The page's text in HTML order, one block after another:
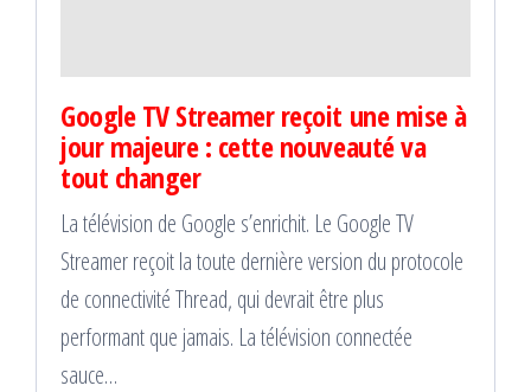
Google TV Streamer reçoit une mise à
jour majeure : cette nouveauté va
tout changer
La télévision de Google s’enrichit. Le Google TV
Streamer reçoit la toute dernière version du protocole
de connectivité Thread, qui devrait être plus
performant que jamais. La télévision connectée
sauce…